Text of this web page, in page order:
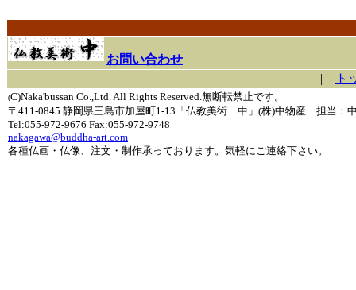
お問い合わせ
|
ト
(C)Naka'bussan Co.,Ltd. All Rights Reserved.無断転禁止です。
〒411-0845 静岡県三島市加屋町1-13「仏教美術 中」(株)中物産 担当：
Tel:055-972-9676 Fax:055-972-9748
nakagawa@buddha-art.com
各種仏画・仏像、注文・制作承っております。気軽にご連絡下さい。